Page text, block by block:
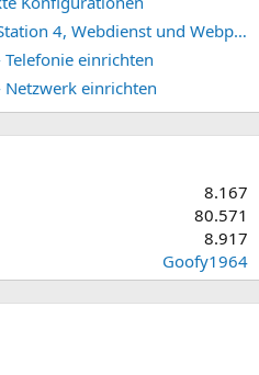
Synology DSM 7.2/7.3, Web Station 4, Webdienst und Webportal erstellen (ehemals vHost)
einrichten
Netzwerk einrichten
8.167
80.571
8.917
Goofy1964